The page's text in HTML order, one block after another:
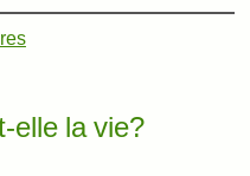
elle la vie?